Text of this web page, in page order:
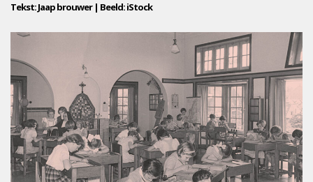
Tekst: Jaap brouwer | Beeld: iStock